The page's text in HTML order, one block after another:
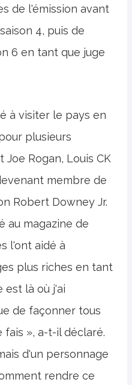
de l'émission avant
4, puis de
6 en tant que juge
à visiter le pays en
plusieurs
Rogan, Louis CK
membre de
Robert Downey Jr.
au magazine de
l'ont aidé à
plus riches en tant
est là où j'ai
de façonner tous
fais », a-t-il déclaré.
d'un personnage
rendre ce